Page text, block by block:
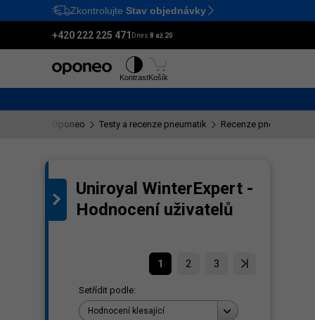
Ctrl M
Zkontrolujte Stav objednávky
+420 222 225 471 Dnes:8 až 20
KontrastKošík
Oponeo Testy a recenze pneumatik Recenze pneumatik
Uniroyal WinterExpert -
Hodnocení uživatelů
1 2 3
Setřídit podle:
Hodnocení klesající